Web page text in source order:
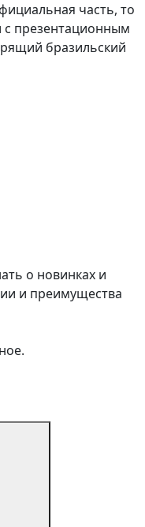
часть, то
с презентационным
бразильский
о новинках и
и преимущества